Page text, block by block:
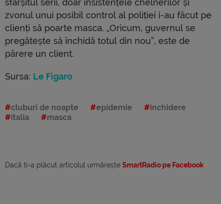
sfârșitul serii, doar insistențele chelnerilor și
zvonul unui posibil control al poliției i-au făcut pe
clienți să poarte masca. „Oricum, guvernul se
pregătește să închidă totul din nou”, este de
părere un client.
Sursa: Le Figaro
cluburi de noapte epidemie
inchidere
italia
masca
Dacă ti-a plăcut articolul urmărește SmartRadio pe Facebook